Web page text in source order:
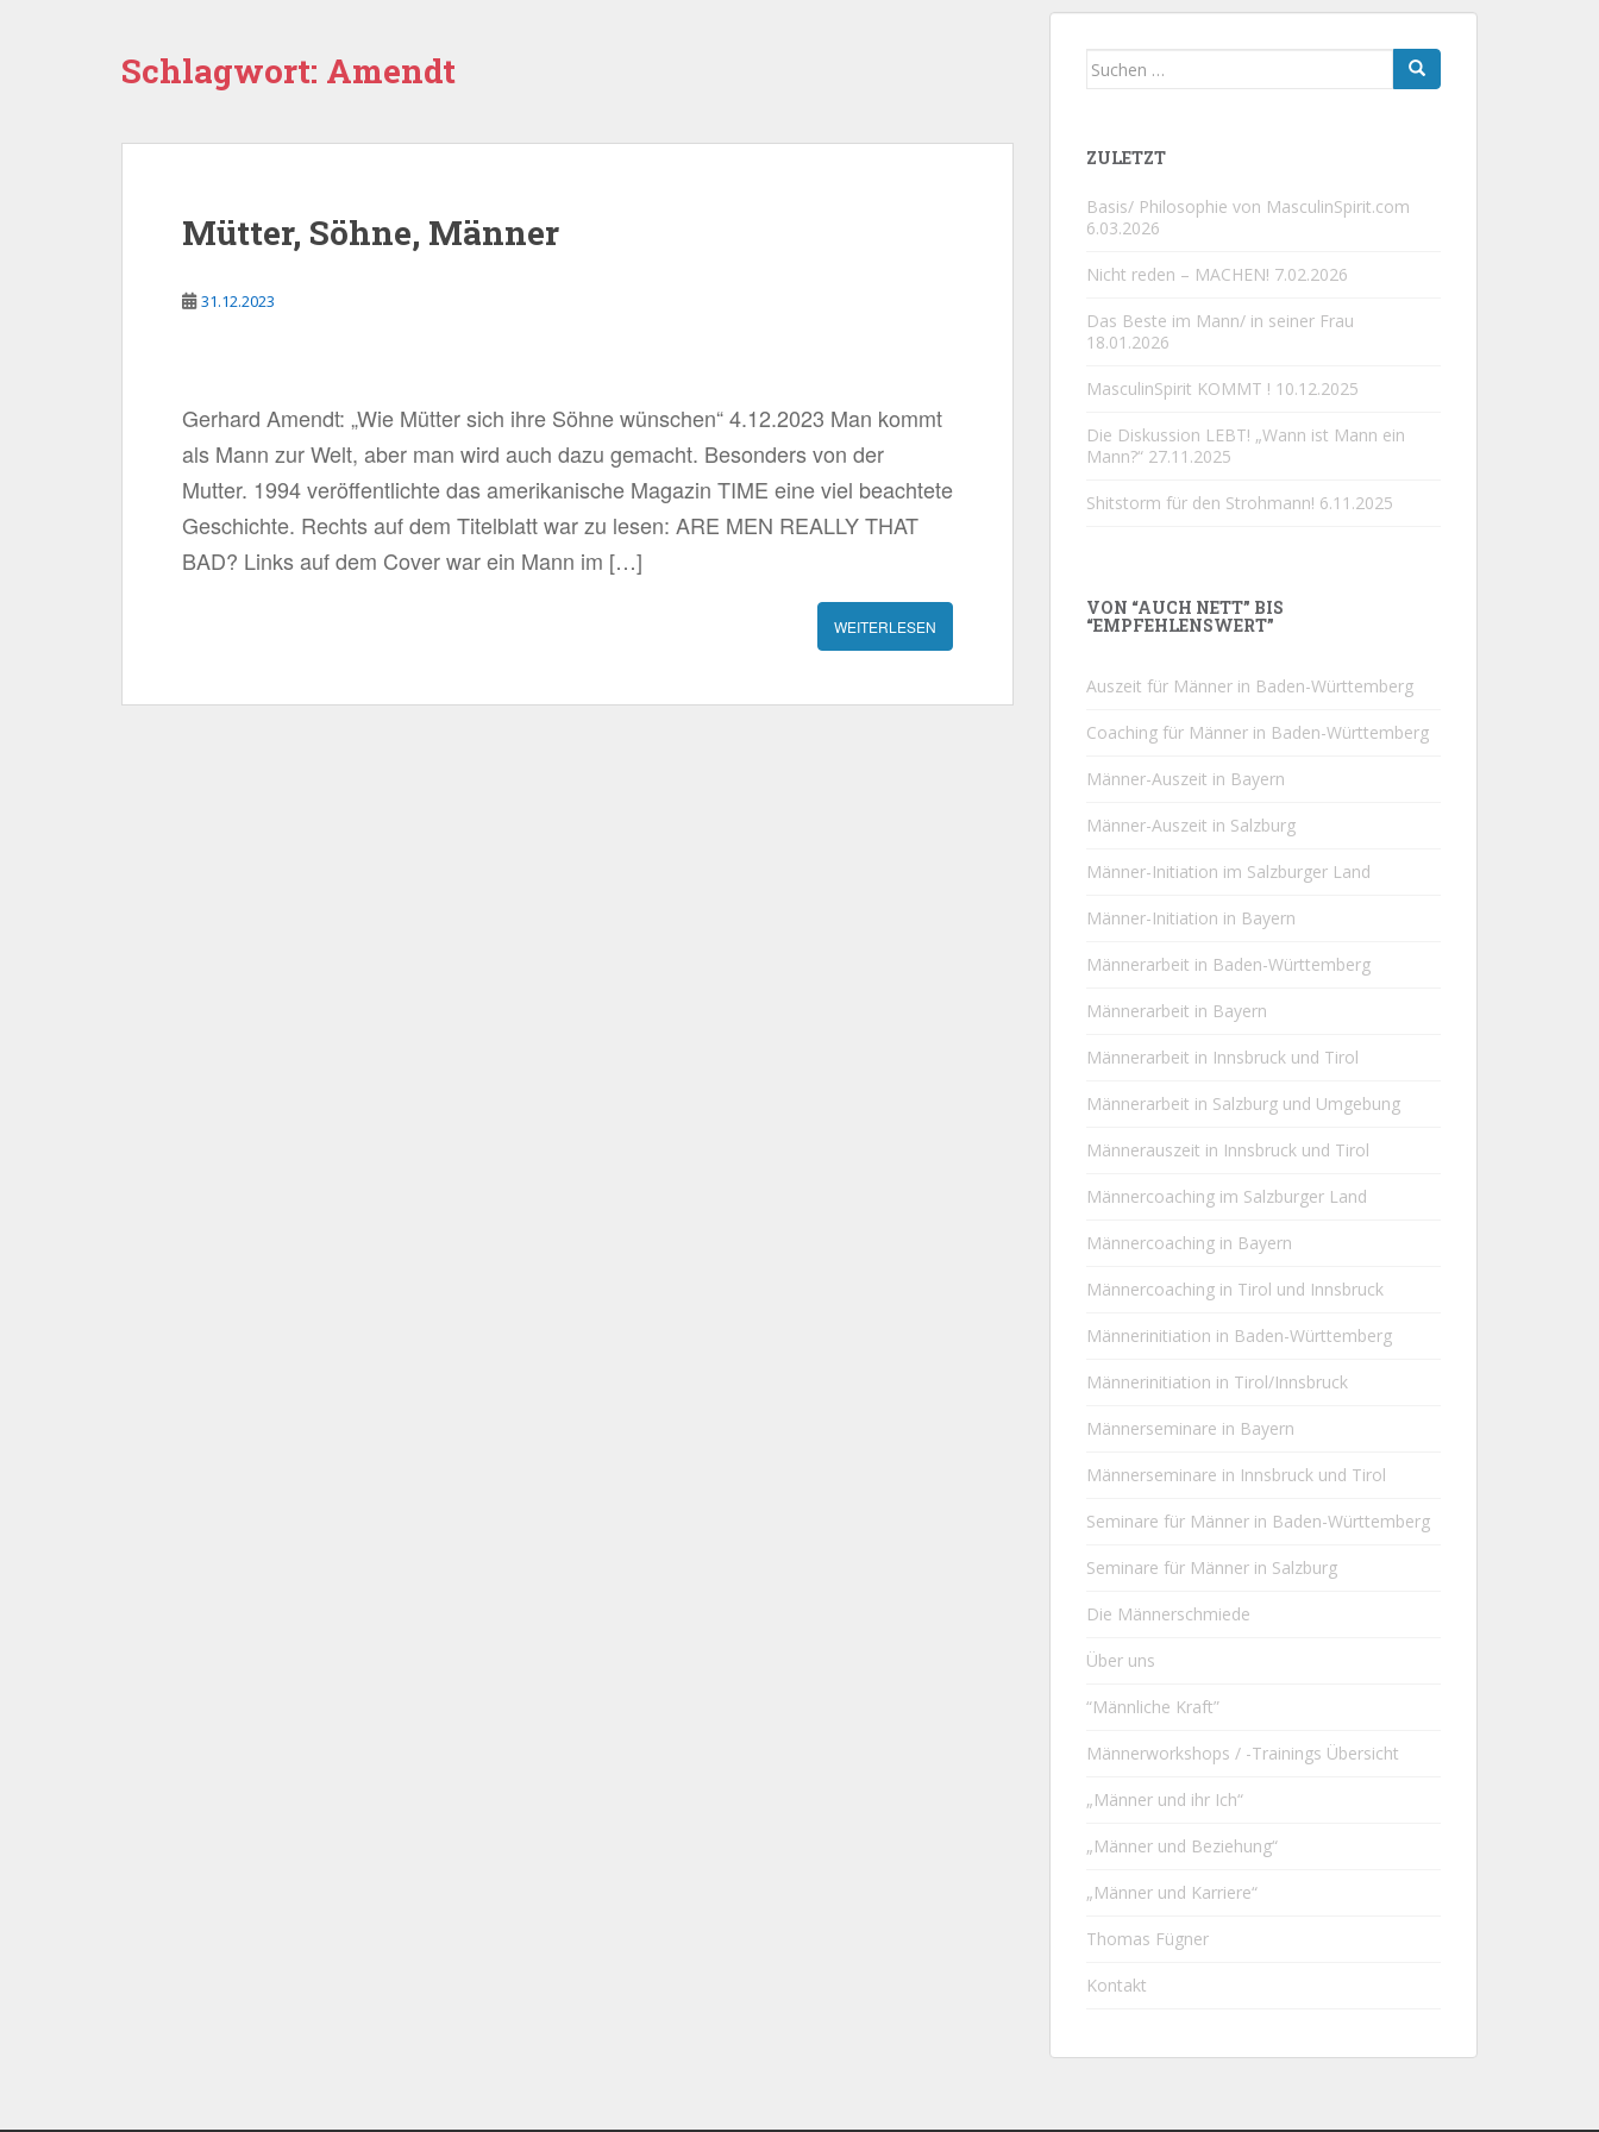
Schlagwort: Amendt
Mütter, Söhne, Männer
31.12.2023
Gerhard Amendt: „Wie Mütter sich ihre Söhne wünschen“ 4.12.2023 Man kommt
als Mann zur Welt, aber man wird auch dazu gemacht. Besonders von der
Mutter. 1994 veröffentlichte das amerikanische Magazin TIME eine viel beachtete
Geschichte. Rechts auf dem Titelblatt war zu lesen: ARE MEN REALLY THAT
BAD? Links auf dem Cover war ein Mann im […]
WEITERLESEN
Suchen
ZULETZT
Basis/ Philosophie von MasculinSpirit.com
6.03.2026
Nicht reden – MACHEN! 7.02.2026
Das Beste im Mann/ in seiner Frau
18.01.2026
MasculinSpirit KOMMT ! 10.12.2025
Die Diskussion LEBT! „Wann ist Mann ein
Mann?“ 27.11.2025
Shitstorm für den Strohmann! 6.11.2025
VON “AUCH NETT” BIS
“EMPFEHLENSWERT”
Auszeit für Männer in Baden-Württemberg
Coaching für Männer in Baden-Württemberg
Männer-Auszeit in Bayern
Männer-Auszeit in Salzburg
Männer-Initiation im Salzburger Land
Männer-Initiation in Bayern
Männerarbeit in Baden-Württemberg
Männerarbeit in Bayern
Männerarbeit in Innsbruck und Tirol
Männerarbeit in Salzburg und Umgebung
Männerauszeit in Innsbruck und Tirol
Männercoaching im Salzburger Land
Männercoaching in Bayern
Männercoaching in Tirol und Innsbruck
Männerinitiation in Baden-Württemberg
Männerinitiation in Tirol/Innsbruck
Männerseminare in Bayern
Männerseminare in Innsbruck und Tirol
Seminare für Männer in Baden-Württemberg
Seminare für Männer in Salzburg
Die Männerschmiede
Über uns
“Männliche Kraft”
Männerworkshops / -Trainings Übersicht
„Männer und ihr Ich“
„Männer und Beziehung“
„Männer und Karriere“
Thomas Fügner
Kontakt